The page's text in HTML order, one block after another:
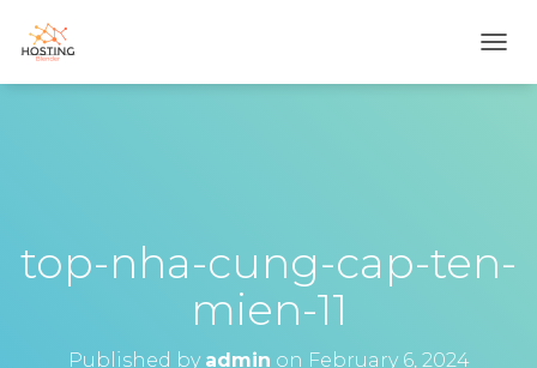
O
I
top-nha-cung-cap-ten-
mien-11
Published by admin on February 6, 2024